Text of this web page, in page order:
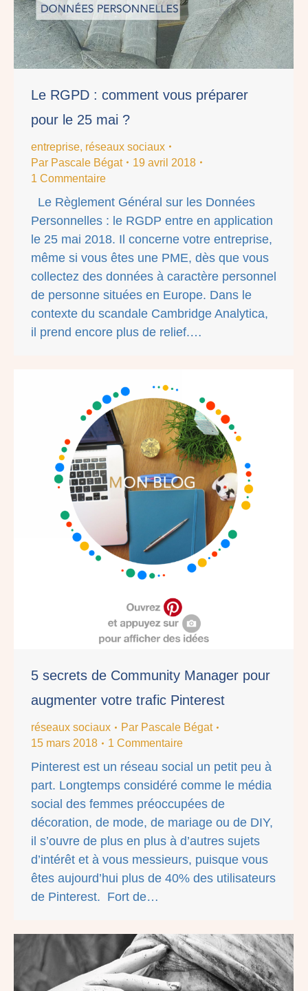
Le RGPD : comment vous préparer
pour le 25 mai ?
entreprise, réseaux sociaux
Par Pascale Bégat
19 avril 2018
1 Commentaire
Le Règlement Général sur les Données
Personnelles : le RGDP entre en application
le 25 mai 2018. Il concerne votre entreprise,
même si vous êtes une PME, dès que vous
collectez des données à caractère personnel
de personne situées en Europe. Dans le
contexte du scandale Cambridge Analytica,
il prend encore plus de relief.…
5 secrets de Community Manager pour
augmenter votre trafic Pinterest
réseaux sociaux Par Pascale Bégat
15 mars 2018
1 Commentaire
Pinterest est un réseau social un petit peu à
part. Longtemps considéré comme le média
social des femmes préoccupées de
décoration, de mode, de mariage ou de DIY,
il s’ouvre de plus en plus à d’autres sujets
d’intérêt et à vous messieurs, puisque vous
êtes aujourd’hui plus de 40% des utilisateurs
de Pinterest. Fort de…